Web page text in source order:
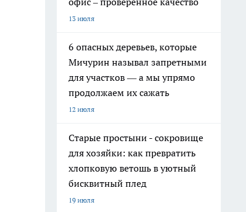
13 июля
6 опасных деревьев, которые
Мичурин называл запретными
для участков — а мы упрямо
продолжаем их сажать
12 июля
Старые простыни - сокровище
для хозяйки: как превратить
хлопковую ветошь в уютный
бисквитный плед
19 июля